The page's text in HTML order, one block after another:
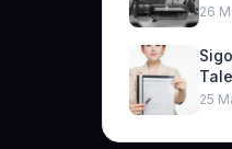
26
25